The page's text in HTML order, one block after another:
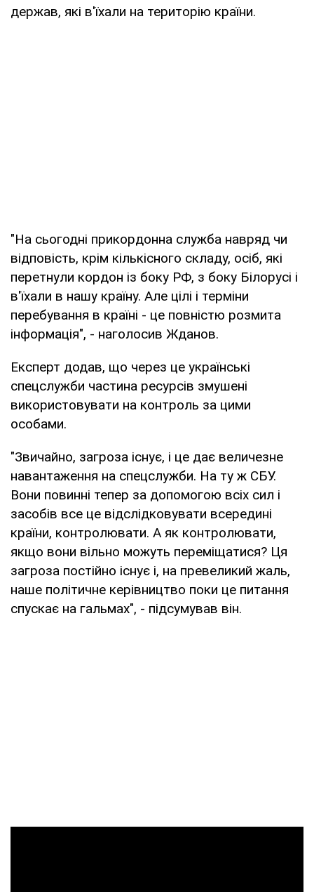
держав, які в'їхали на територію країни.
"На сьогодні прикордонна служба навряд чи
відповість, крім кількісного складу, осіб, які
перетнули кордон із боку РФ, з боку Білорусі і
в'їхали в нашу країну. Але цілі і терміни
перебування в країні - це повністю розмита
інформація", - наголосив Жданов.
Експерт додав, що через це українські
спецслужби частина ресурсів змушені
використовувати на контроль за цими
особами.
"Звичайно, загроза існує, і це дає величезне
навантаження на спецслужби. На ту ж СБУ.
Вони повинні тепер за допомогою всіх сил і
засобів все це відслідковувати всередині
країни, контролювати. А як контролювати,
якщо вони вільно можуть переміщатися? Ця
загроза постійно існує і, на превеликий жаль,
наше політичне керівництво поки це питання
спускає на гальмах", - підсумував він.